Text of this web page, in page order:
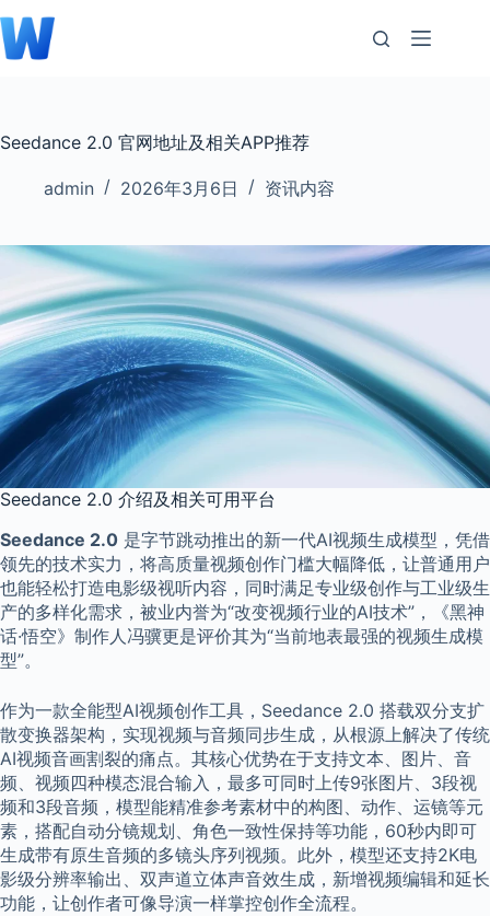
至
内
Seedance 2.0 官网地址及相关APP推荐
admin 2026年3月6日 资讯内容
Seedance 2.0 介绍及相关可用平台
Seedance 2.0 是字节跳动推出的新一代AI视频生成模型，凭借
领先的技术实力，将高质量视频创作门槛大幅降低，让普通用户
也能轻松打造电影级视听内容，同时满足专业级创作与工业级生
产的多样化需求，被业内誉为“改变视频行业的AI技术”，《黑神
话·悟空》制作人冯骥更是评价其为“当前地表最强的视频生成模
型”。
作为一款全能型AI视频创作工具，Seedance 2.0 搭载双分支扩
散变换器架构，实现视频与音频同步生成，从根源上解决了传统
AI视频音画割裂的痛点。其核心优势在于支持文本、图片、音
频、视频四种模态混合输入，最多可同时上传9张图片、3段视
频和3段音频，模型能精准参考素材中的构图、动作、运镜等元
素，搭配自动分镜规划、角色一致性保持等功能，60秒内即可
生成带有原生音频的多镜头序列视频。此外，模型还支持2K电
影级分辨率输出、双声道立体声音效生成，新增视频编辑和延长
功能，让创作者可像导演一样掌控创作全流程。